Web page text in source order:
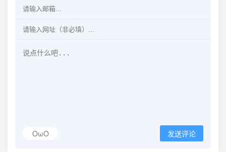
OωO 发送评论